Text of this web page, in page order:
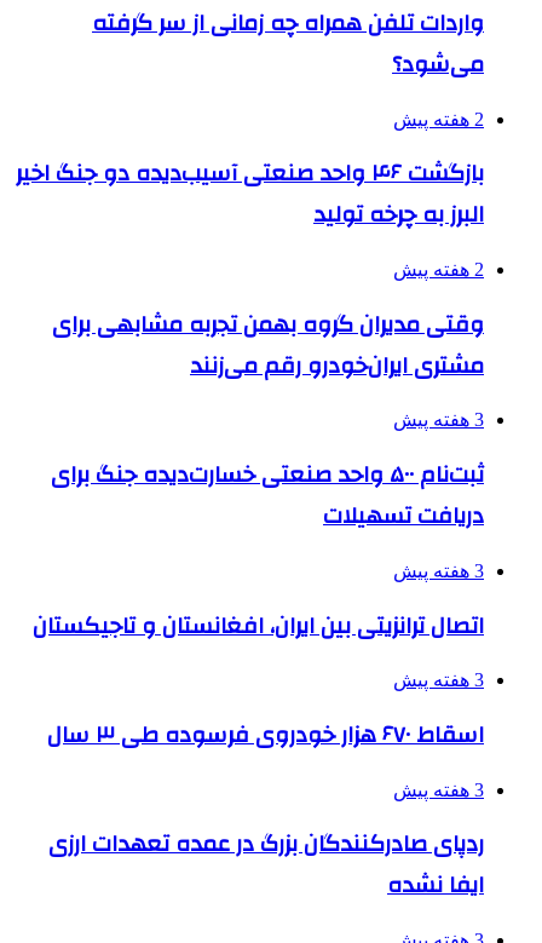
واردات تلفن همراه چه زمانی از سر گرفته
می‌شود؟
2 هفته پیش
بازگشت ۴۶ واحد صنعتی آسیب‌دیده دو جنگ اخیر
البرز به چرخه تولید
2 هفته پیش
وقتی مدیران گروه بهمن تجربه مشابهی برای
مشتری ایران‌خودرو رقم می‌زنند
3 هفته پیش
ثبت‌نام ۵۰۰ واحد صنعتی خسارت‌دیده جنگ برای
دریافت تسهیلات
3 هفته پیش
اتصال ترانزیتی بین ایران، افغانستان و تاجیکستان
3 هفته پیش
اسقاط ۶۷۰ هزار خودروی فرسوده طی ۳ سال
3 هفته پیش
ردپای صادرکنندگان بزرگ در عمده تعهدات ارزی
ایفا نشده